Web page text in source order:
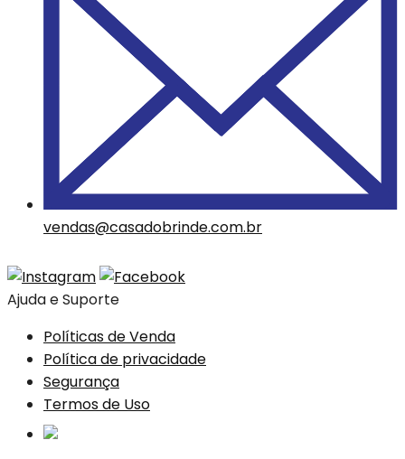
vendas@casadobrinde.com.br
Ajuda e Suporte
Políticas de Venda
Política de privacidade
Segurança
Termos de Uso